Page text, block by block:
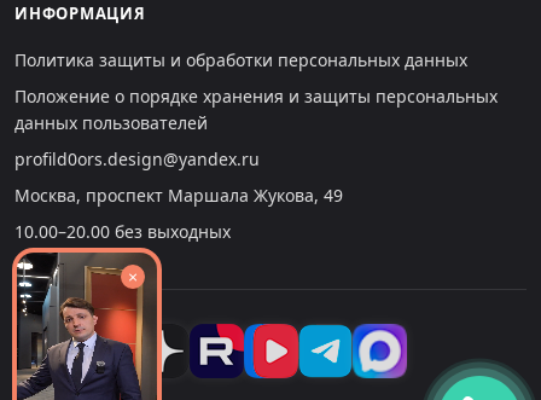
ИНФОРМАЦИЯ
Политика защиты и обработки персональных данных
Положение о порядке хранения и защиты персональных
данных пользователей
profild0ors.design@yandex.ru
Москва, проспект Маршала Жукова, 49
10.00–20.00 без выходных
×